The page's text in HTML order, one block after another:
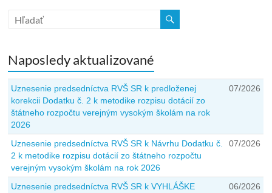
Naposledy aktualizované
Uznesenie predsedníctva RVŠ SR k predloženej
korekcii Dodatku č. 2 k metodike rozpisu dotácií zo
štátneho rozpočtu verejným vysokým školám na rok
2026
07/2026
Uznesenie predsedníctva RVŠ SR k Návrhu Dodatku č.
2 k metodike rozpisu dotácií zo štátneho rozpočtu
verejným vysokým školám na rok 2026
07/2026
Uznesenie predsedníctva RVŠ SR k VYHLÁŠKE
06/2026